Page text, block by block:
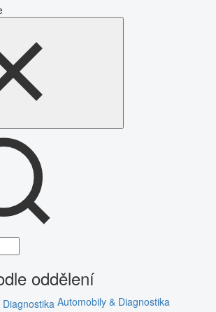
oddělení
Automobily & Diagnostika